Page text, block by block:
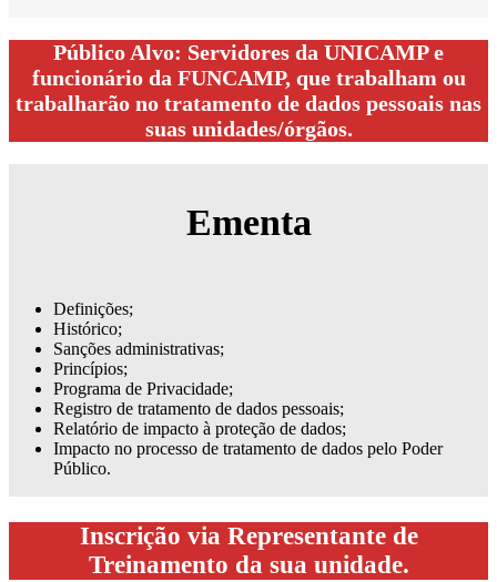
Público Alvo: Servidores da UNICAMP e
funcionário da FUNCAMP, que trabalham ou
trabalharão no tratamento de dados pessoais nas
suas unidades/órgãos.
Ementa
Definições;
Histórico;
Sanções administrativas;
Princípios;
Programa de Privacidade;
Registro de tratamento de dados pessoais;
Relatório de impacto à proteção de dados;
Impacto no processo de tratamento de dados pelo Poder
Público.
Inscrição via Representante de
Treinamento da sua unidade.